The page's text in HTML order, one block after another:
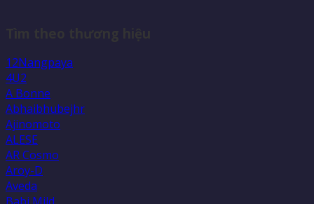
12Nangpaya
4U2
A Bonne
Abhaibhubejhr
Ajinomoto
ALESE
AR Cosmo
Aroy-D
Aveda